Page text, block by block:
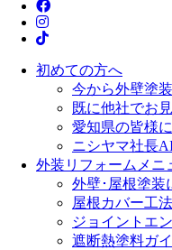
初めての方へ
今から外壁塗
既に他社でお
愛知県の皆様
ニシヤマ社長
外装リフォームメニ
外壁･屋根塗装
屋根カバー工法
ジョイントエ
遮断熱塗料ガ